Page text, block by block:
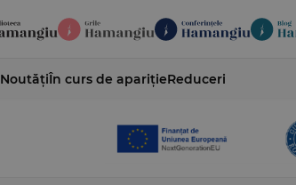
NoutățiÎn curs de aparițieReduceri